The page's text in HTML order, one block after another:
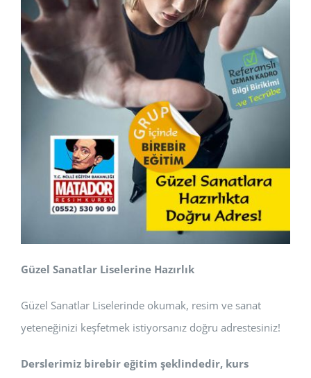
Güzel Sanatlar Liselerine Hazırlık
Güzel Sanatlar Liselerinde okumak, resim ve sanat
yeteneğinizi keşfetmek istiyorsanız doğru adrestesiniz!
Derslerimiz birebir eğitim şeklindedir, kurs